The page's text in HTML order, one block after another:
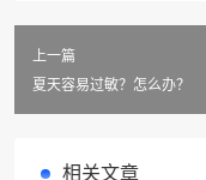
上一篇
夏天容易过敏？怎么办？
相关文章